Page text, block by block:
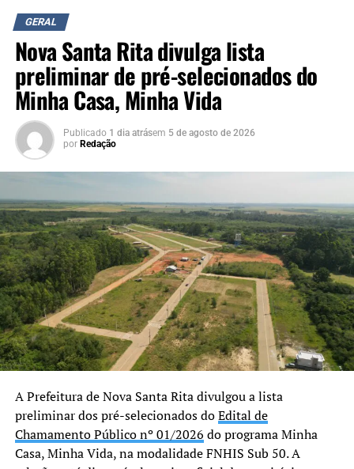
Durante a cerimônia de inauguração, o prefeito Rodrigo
Battistella afirmou que a entrega da nova sede representa
um reforço na estrutura da rede de proteção à infância e à
adolescência.
“Hoje entregamos muito
mais do que um prédio.
Estamos oferecendo um
espaço preparado para
acolher nossas crianças e
adolescentes com
dignidade, respeito e
segurança. Cada ambiente
foi pensado para
proporcionar conforto e
contribuir para um
atendimento cada vez mais
humanizado, fortalecendo a
rede de proteção de Nova
GERAL
Nova Santa Rita divulga lista
preliminar de pré-selecionados do
Minha Casa, Minha Vida
Publicado 1 dia atrásem 5 de agosto de 2026
por Redação
A Prefeitura de Nova Santa Rita divulgou a lista
preliminar dos pré-selecionados doEdital de
Chamamento Público nº 01/2026 do programa Minha
Casa, Minha Vida, na modalidade FNHIS Sub 50. A